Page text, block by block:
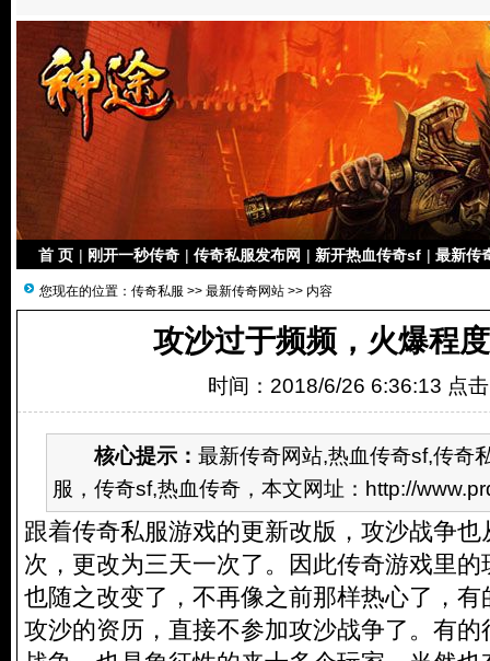
首 页 | 刚开一秒传奇 | 传奇私服发布网 | 新开热血传奇sf | 最新传
您现在的位置： 传奇私服 >> 最新传奇网站 >> 内容
攻沙过于频频，火爆程
时间：2018/6/26 6:36:13 点
核心提示： 最新传奇网站,热血传奇sf,传奇
服，传奇sf,热血传奇，本文网址：http://
跟着传奇私服游戏的更新改版，攻沙战争
次，更改为三天一次了。因此传奇游戏里
也随之改变了，不再像之前那样热心了，
攻沙的资历，直接不参加攻沙战争了。有